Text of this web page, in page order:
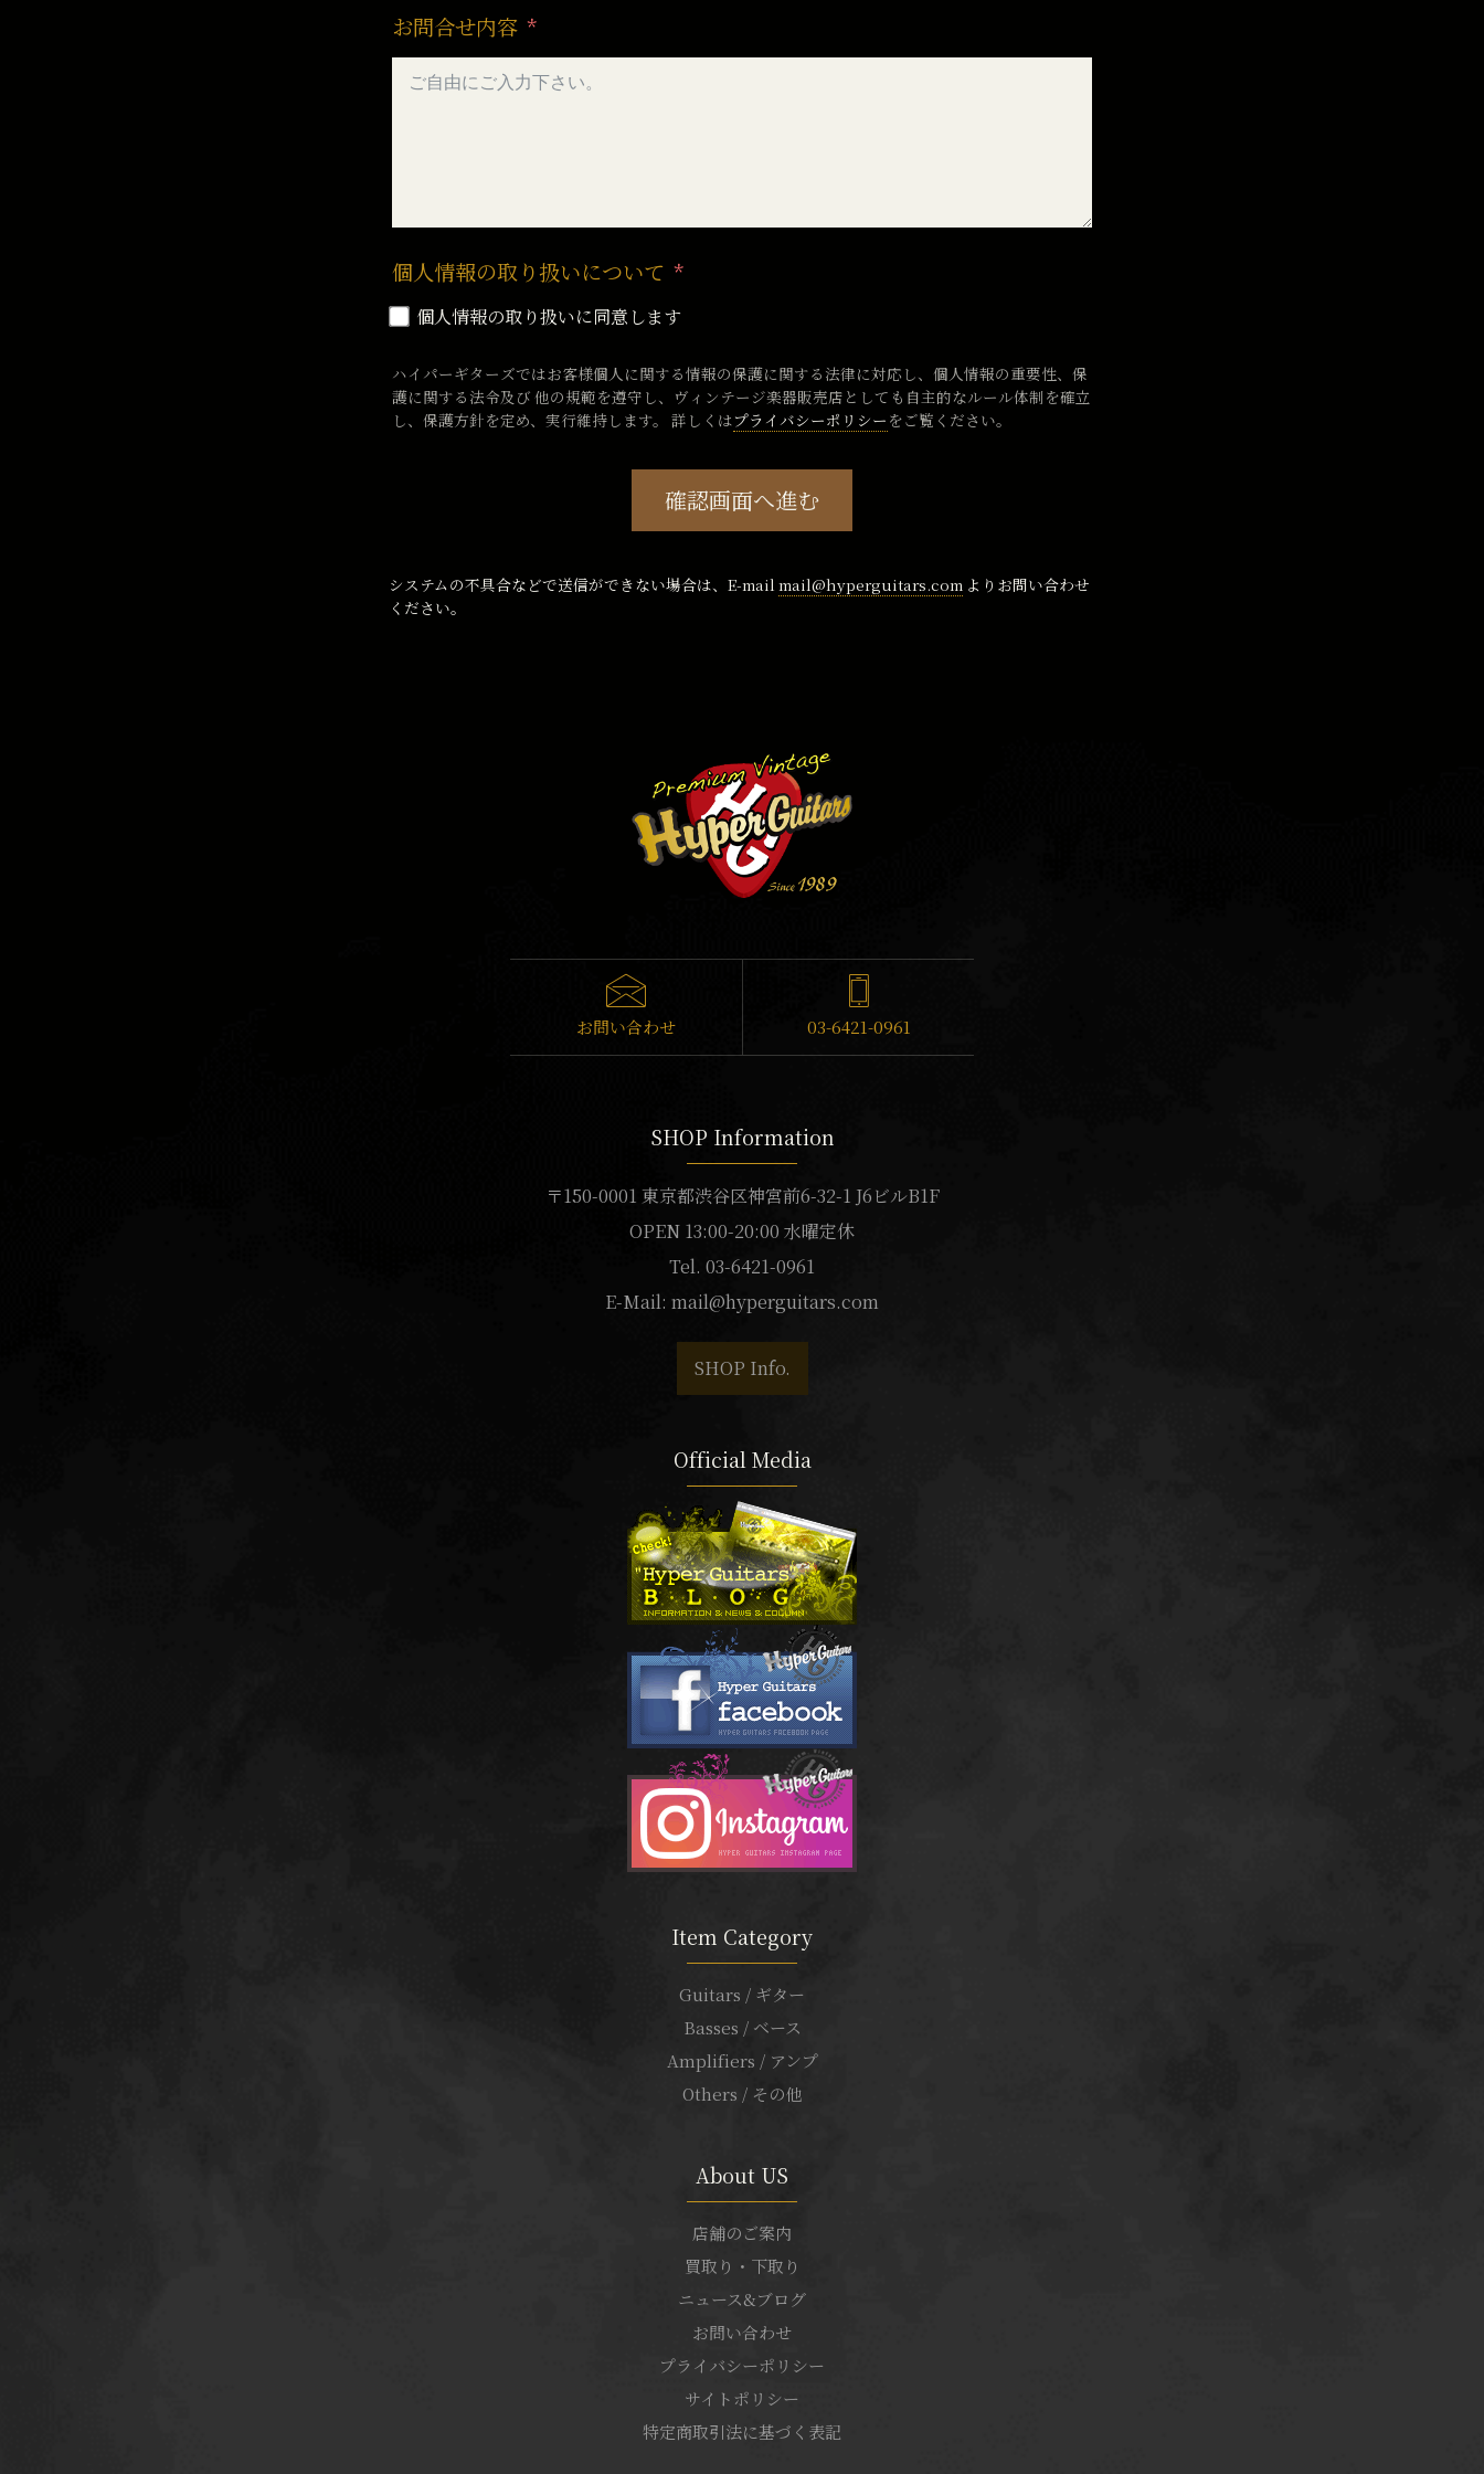
お問合せ内容
個人情報の取り扱いについて
個人情報の取り扱いに同意します
ハイパーギターズではお客様個人に関する情報の保護に関する法律に対応し、個人情報の重要性、保
護に関する法令及び 他の規範を遵守し、ヴィンテージ楽器販売店としても自主的なルール体制を確立
し、保護方針を定め、実行維持します。 詳しくはプライバシーポリシー をご覧ください。
確認画面へ進む
システムの不具合などで送信ができない場合は、E-mail mail@hyperguitars.com よりお問い合わせ
ください。
お問い合わせ 03-6421-0961
SHOP Information
〒150-0001 東京都渋谷区神宮前6-32-1 J6ビルB1F
OPEN 13:00-20:00 水曜定休
Tel. 03-6421-0961
E-Mail: mail@hyperguitars.com
SHOP Info.
Official Media
Item Category
Guitars / ギター
Basses / ベース
Amplifiers / アンプ
Others / その他
About US
店舗のご案内
買取り・下取り
ニュース&ブログ
お問い合わせ
プライバシーポリシー
サイトポリシー
特定商取引法に基づく表記